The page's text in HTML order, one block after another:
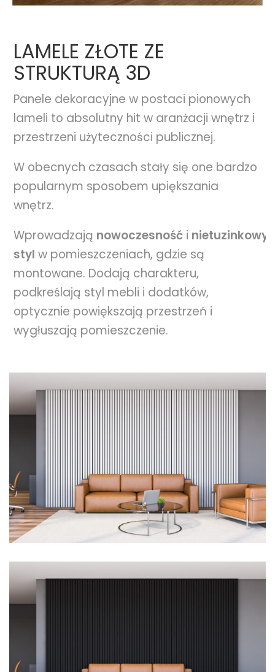
LAMELE ZŁOTE ZE
STRUKTURĄ 3D
Panele dekoracyjne w postaci pionowych
lameli to absolutny hit w aranżacji wnętrz i
przestrzeni użyteczności publicznej.
W obecnych czasach stały się one bardzo
popularnym sposobem upiększania
wnętrz.
Wprowadzają nowoczesność i nietuzinkowy
styl w pomieszczeniach, gdzie są
montowane. Dodają charakteru,
podkreślają styl mebli i dodatków,
optycznie powiększają przestrzeń i
wygłuszają pomieszczenie.